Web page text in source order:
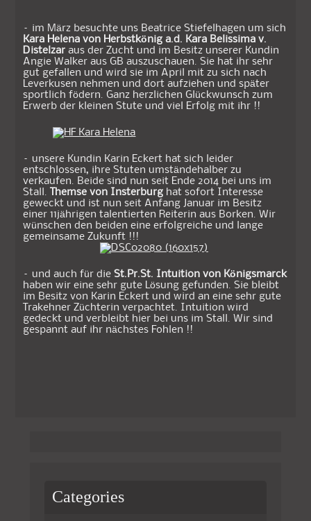
– im März besuchte uns Beatrice Stiefelhagen um sich
Kara Helena von Herbstkönig a.d. Kara Belissima v.
Distelzar aus der Zucht und im Besitz unserer Kundin
Angie Walker aus GB auszuschauen. Sie hat ihr sehr
gut gefallen und wird sie im April mit zu sich nach
Leverkusen nehmen und dort aufziehen und später
sportlich födern. Ganz herzlichen Glückwunsch zum
Erwerb der kleinen Stute und viel Erfolg mit ihr !!
– unsere Kundin Karin Eckert hat sich leider
entschlossen, ihre Stuten umständehalber zu
verkaufen. Beide sind nun seit Ende 2014 bei uns im
Stall.
Themse von Insterburg hat sofort Interesse
geweckt und ist nun seit Anfang Januar im Besitz
einer 11jährigen talentierten Reiterin aus Borken. Wir
wünschen den beiden eine erfolgreiche und lange
gemeinsame Zukunft !!!
– und auch für dieSt.Pr.St. Intuition von Königsmarck
haben wir eine sehr gute Lösung gefunden. Sie bleibt
im Besitz von Karin Eckert und wird an eine sehr gute
Trakehner Züchterin verpachtet. Intuition wird
gedeckt und verbleibt hier bei uns im Stall. Wir sind
gespannt auf ihr nächstes Fohlen !!
Categories